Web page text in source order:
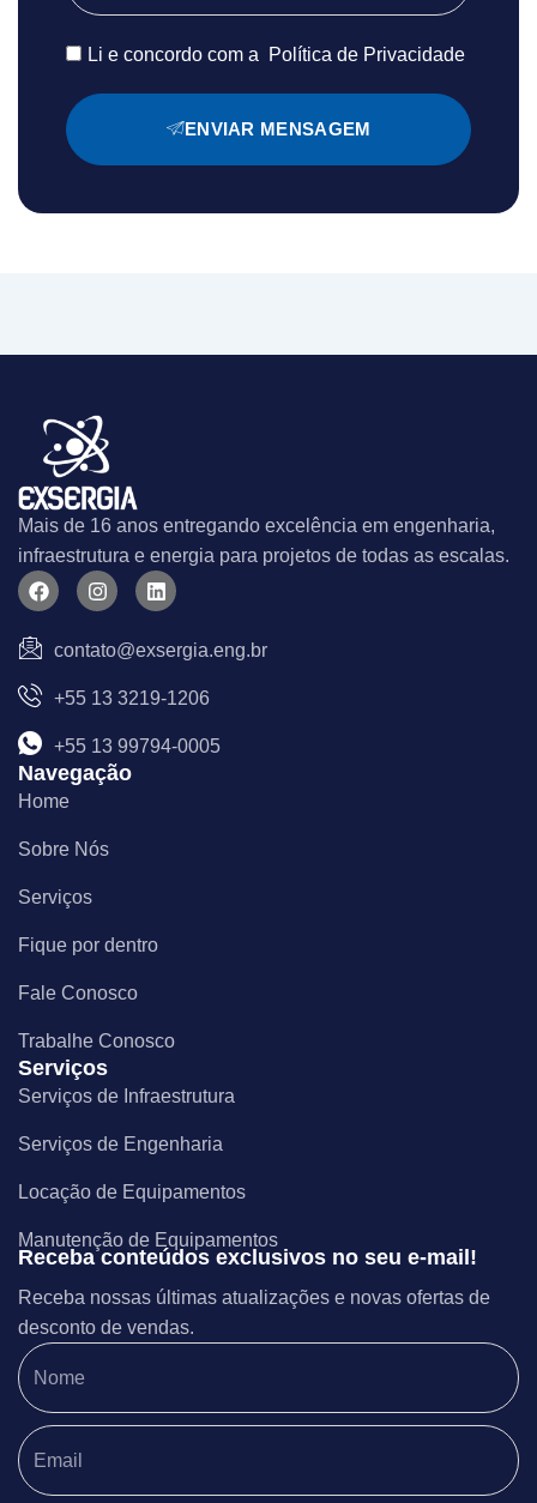
Li e concordo com a Política de Privacidade
ENVIAR MENSAGEM
Mais de 16 anos entregando excelência em engenharia,
infraestrutura e energia para projetos de todas as escalas.
F
a
e
b
o
o
I
n
t
a
r
m
L
i
k
e
i
contato@exsergia.eng.br
+55 13 3219-1206
+55 13 99794-0005
Navegação
Home
Sobre Nós
Serviços
Fique por dentro
Fale Conosco
Trabalhe Conosco
Serviços
Serviços de Infraestrutura
Serviços de Engenharia
Locação de Equipamentos
Manutenção de Equipamentos
Receba conteúdos exclusivos no seu e-mail!
Receba nossas últimas atualizações e novas ofertas de
desconto de vendas.